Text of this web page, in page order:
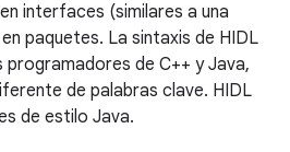
interfaces (similares a una
paquetes. La sintaxis de HIDL
de C++ y Java,
de palabras clave. HIDL
de estilo Java.